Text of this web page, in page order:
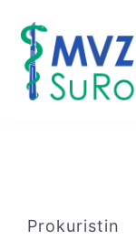
Inhalt
springen
Prokuristin